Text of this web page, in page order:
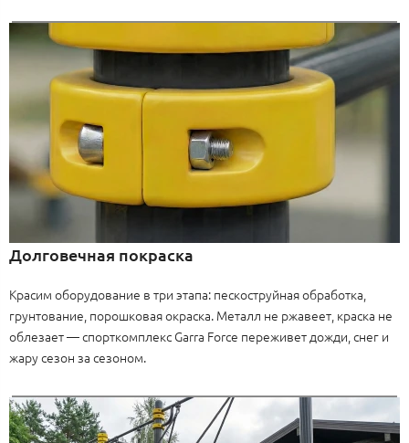
Долговечная покраска
Красим оборудование в три этапа: пескоструйная обработка,
грунтование, порошковая окраска. Металл не ржавеет, краска не
облезает — спорткомплекс Garra Force переживет дожди, снег и
жару сезон за сезоном.